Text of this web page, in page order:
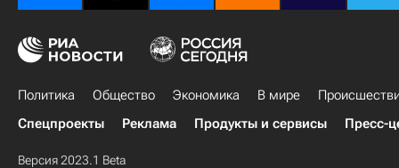
Политика Общество Экономика В мире
Спецпроекты
Реклама Продукты и сервисы Пресс-
Версия 2023.1 Beta